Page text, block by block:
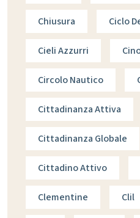
Chiusura Ciclo
Cieli Azzurri
Circolo Nautico
Cittadinanza Attiva
Cittadinanza Globale
Cittadino Attivo
Clementine Clil